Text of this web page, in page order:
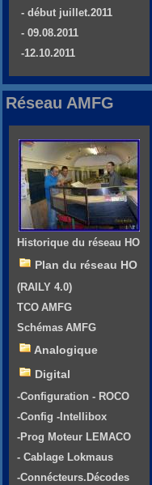
- début juillet.2011
- 09.08.2011
-12.10.2011
Réseau AMFG
Historique du réseau HO
Plan du réseau HO
(RAILY 4.0)
TCO AMFG
Schémas AMFG
Analogique
Digital
-Configuration - ROCO
-Config -Intellibox
-Prog Moteur LEMACO
- Cablage Lokmaus
-Connécteurs.Décodes